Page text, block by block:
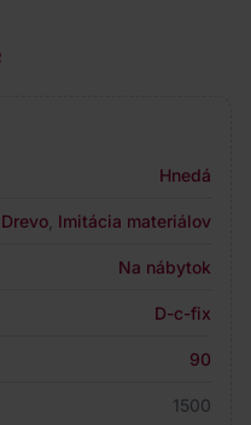
Hnedá
Drevo Imitácia materiálov
Na nábytok
D-c-fix
90
1500